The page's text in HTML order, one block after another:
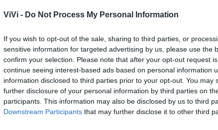
ViVi - Do Not Process My Personal Information
If you wish to opt-out of the sale, sharing to third parties, or
sensitive information for targeted advertising by us, please use the
confirm your selection. Please note that after your opt-out request
continue seeing interest-based ads based on personal information
information disclosed to third parties prior to your opt-out. You may
further disclosure of your personal information by third parties on
participants. This information may also be disclosed by us to third
Downstream Participants that may further disclose it to other third